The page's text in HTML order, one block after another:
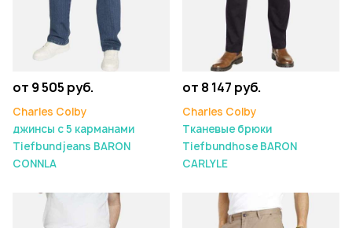
от 9 505 руб.
Charles Colby
джинсы с 5 карманами
Tiefbundjeans BARON
CONNLA
от 8 147 руб.
Charles Colby
Тканевые брюки
Tiefbundhose BARON
CARLYLE